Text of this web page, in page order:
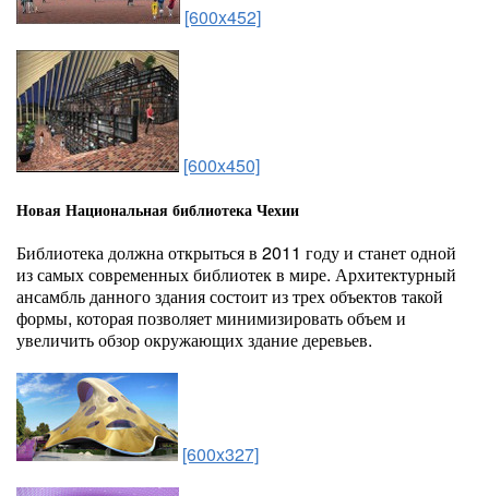
[600x452]
[600x450]
Новая Национальная библиотека Чехии
Библиотека должна открыться в 2011 году и станет одной
из самых современных библиотек в мире. Архитектурный
ансамбль данного здания состоит из трех объектов такой
формы, которая позволяет минимизировать объем и
увеличить обзор окружающих здание деревьев.
[600x327]